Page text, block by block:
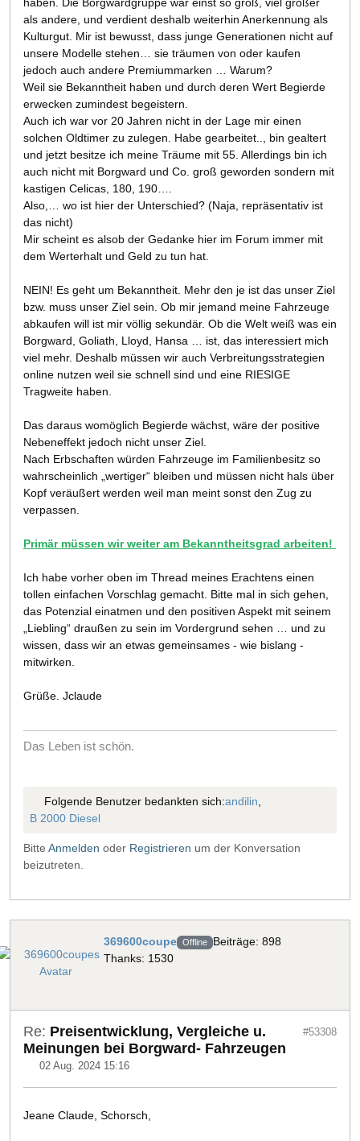
haben. Die Borgwardgruppe war einst so groß, viel größer
als andere, und verdient deshalb weiterhin Anerkennung als
Kulturgut. Mir ist bewusst, dass junge Generationen nicht auf
unsere Modelle stehen… sie träumen von oder kaufen
jedoch auch andere Premiummarken … Warum?
Weil sie Bekanntheit haben und durch deren Wert Begierde
erwecken zumindest begeistern.
Auch ich war vor 20 Jahren nicht in der Lage mir einen
solchen Oldtimer zu zulegen. Habe gearbeitet.., bin gealtert
und jetzt besitze ich meine Träume mit 55. Allerdings bin ich
auch nicht mit Borgward und Co. groß geworden sondern mit
kastigen Celicas, 180, 190….
Also,… wo ist hier der Unterschied? (Naja, repräsentativ ist
das nicht)
Mir scheint es alsob der Gedanke hier im Forum immer mit
dem Werterhalt und Geld zu tun hat.
NEIN! Es geht um Bekanntheit. Mehr den je ist das unser Ziel
bzw. muss unser Ziel sein. Ob mir jemand meine Fahrzeuge
abkaufen will ist mir völlig sekundär. Ob die Welt weiß was ein
Borgward, Goliath, Lloyd, Hansa … ist, das interessiert mich
viel mehr. Deshalb müssen wir auch Verbreitungsstrategien
online nutzen weil sie schnell sind und eine RIESIGE
Tragweite haben.
Das daraus womöglich Begierde wächst, wäre der positive
Nebeneffekt jedoch nicht unser Ziel.
Nach Erbschaften würden Fahrzeuge im Familienbesitz so
wahrscheinlich „wertiger“ bleiben und müssen nicht hals über
Kopf veräußert werden weil man meint sonst den Zug zu
verpassen.
Primär müssen wir weiter am Bekanntheitsgrad arbeiten!
Ich habe vorher oben im Thread meines Erachtens einen
tollen einfachen Vorschlag gemacht. Bitte mal in sich gehen,
das Potenzial einatmen und den positiven Aspekt mit seinem
„Liebling“ draußen zu sein im Vordergrund sehen … und zu
wissen, dass wir an etwas gemeinsames - wie bislang -
mitwirken.
Grüße. Jclaude
Das Leben ist schön.
Folgende Benutzer bedankten sich:andilin,
B 2000 Diesel
Bitte Anmelden oder Registrieren um der Konversation
beizutreten.
369600coupe Offline Beiträge: 898
Thanks: 1530
Re: Preisentwicklung, Vergleiche u.
Meinungen bei Borgward- Fahrzeugen
02 Aug. 2024 15:16
#53308
Jeane Claude, Schorsch,